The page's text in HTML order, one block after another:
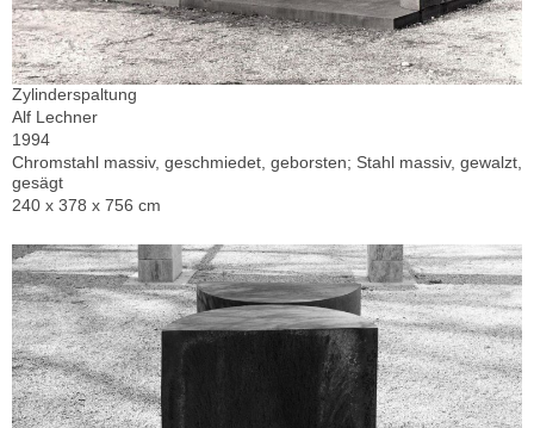
Zylinderspaltung
Alf Lechner
1994
Chromstahl massiv, geschmiedet, geborsten; Stahl massiv, gewalzt,
gesägt
240 x 378 x 756 cm